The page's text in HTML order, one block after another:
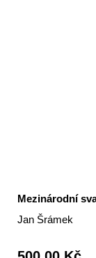
Mezinárodní
Jan Šrámek